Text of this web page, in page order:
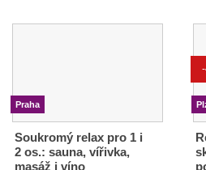
Praha
Soukromý relax pro 1 i
2 os.: sauna, vířivka,
masáž i víno